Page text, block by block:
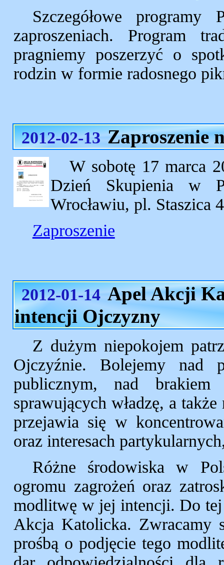
Szczegółowe programy
zaproszeniach. Program
pragniemy poszerzyć o
rodzin w formie radosnego
2012-02-13 Zaproszenie
W sobotę 17 marca
Dzień Skupienia w
Wrocławiu, pl. Staszica
Zaproszenie
2012-01-14 Apel Akcji
intencji Ojczyzny
Z dużym niepokojem
Ojczyźnie. Bolejemy nad
publicznym, nad
sprawujących władzę, a
przejawia się w
oraz interesach
Różne środowiska w
ogromu zagrożeń oraz
modlitwę w jej intencji. Do tej
Akcja Katolicka. Zwracamy
prośbą o podjęcie tego